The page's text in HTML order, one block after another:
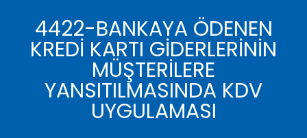
4422-BANKAYA ÖDENEN
KREDİ KARTI GİDERLERİNİN
MÜŞTERİLERE
YANSITILMASINDA KDV
UYGULAMASI